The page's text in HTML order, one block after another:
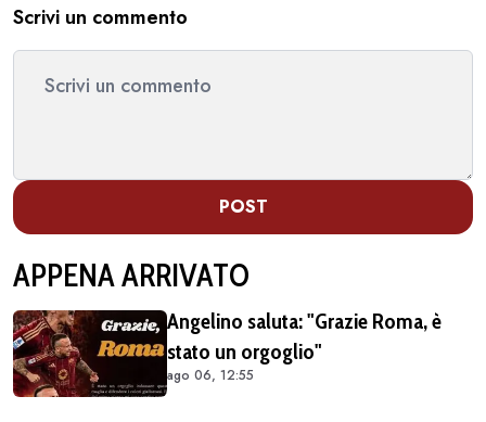
Scrivi un commento
POST
APPENA ARRIVATO
Angelino saluta: "Grazie Roma, è
stato un orgoglio"
ago 06, 12:55